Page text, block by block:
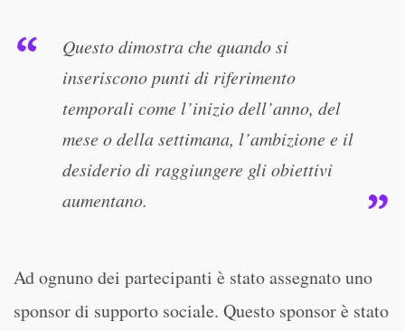
Questo dimostra che quando si
inseriscono punti di riferimento
temporali come l’inizio dell’anno, del
mese o della settimana, l’ambizione e il
desiderio di raggiungere gli obiettivi
aumentano.
Ad ognuno dei partecipanti è stato assegnato uno
sponsor di supporto sociale. Questo sponsor è stato